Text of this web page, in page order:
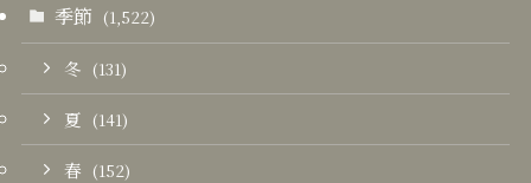
季節 (1,522)
冬 (131)
夏 (141)
春 (152)